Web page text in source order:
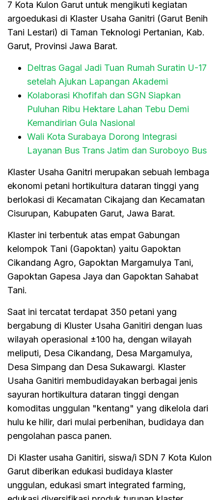
7 Kota Kulon Garut untuk mengikuti kegiatan
argoedukasi di Klaster Usaha Ganitri (Garut Benih
Tani Lestari) di Taman Teknologi Pertanian, Kab.
Garut, Provinsi Jawa Barat.
Deltras Gagal Jadi Tuan Rumah Suratin U-17
setelah Ajukan Lapangan Akademi
Kolaborasi Khofifah dan SGN Siapkan
Puluhan Ribu Hektare Lahan Tebu Demi
Kemandirian Gula Nasional
Wali Kota Surabaya Dorong Integrasi
Layanan Bus Trans Jatim dan Suroboyo Bus
Klaster Usaha Ganitri merupakan sebuah lembaga
ekonomi petani hortikultura dataran tinggi yang
berlokasi di Kecamatan Cikajang dan Kecamatan
Cisurupan, Kabupaten Garut, Jawa Barat.
Klaster ini terbentuk atas empat Gabungan
kelompok Tani (Gapoktan) yaitu Gapoktan
Cikandang Agro, Gapoktan Margamulya Tani,
Gapoktan Gapesa Jaya dan Gapoktan Sahabat
Tani.
Saat ini tercatat terdapat 350 petani yang
bergabung di Kluster Usaha Ganitiri dengan luas
wilayah operasional ±100 ha, dengan wilayah
meliputi, Desa Cikandang, Desa Margamulya,
Desa Simpang dan Desa Sukawargi. Klaster
Usaha Ganitiri membudidayakan berbagai jenis
sayuran hortikultura dataran tinggi dengan
komoditas unggulan "kentang" yang dikelola dari
hulu ke hilir, dari mulai perbenihan, budidaya dan
pengolahan pasca panen.
Di Klaster usaha Ganitiri, siswa/i SDN 7 Kota Kulon
Garut diberikan edukasi budidaya klaster
unggulan, edukasi smart integrated farming,